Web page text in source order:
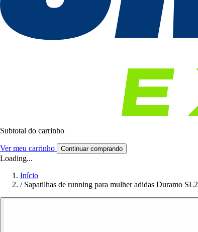
Subtotal do carrinho
Ver meu carrinho Continuar comprando
Loading...
Início
/ Sapatilhas de running para mulher adidas Duramo SL2